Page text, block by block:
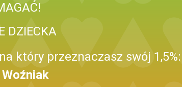
DZIECKA
który przeznaczasz swój 1,5%: